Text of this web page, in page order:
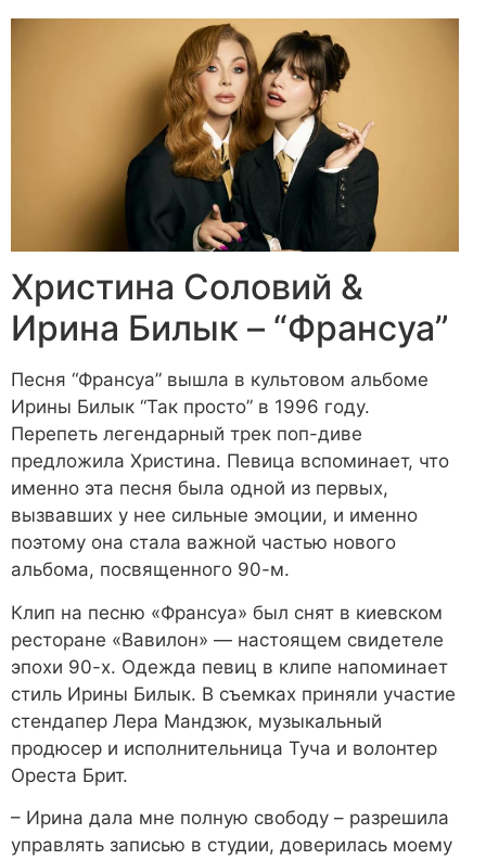
Христина Соловий &
Ирина Билык – “Франсуа”
Песня “Франсуа” вышла в культовом альбоме
Ирины Билык “Так просто” в 1996 году.
Перепеть легендарный трек поп-диве
предложила Христина. Певица вспоминает, что
именно эта песня была одной из первых,
вызвавших у нее сильные эмоции, и именно
поэтому она стала важной частью нового
альбома, посвященного 90-м.
Клип на песню «Франсуа» был снят в киевском
ресторане «Вавилон» — настоящем свидетеле
эпохи 90-х. Одежда певиц в клипе напоминает
стиль Ирины Билык. В съемках приняли участие
стендапер Лера Мандзюк, музыкальный
продюсер и исполнительница Туча и волонтер
Ореста Брит.
– Ирина дала мне полную свободу – разрешила
управлять записью в студии, доверилась моему